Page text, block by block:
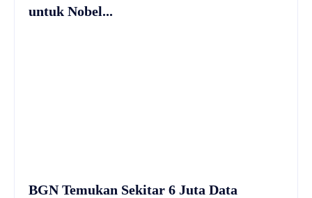
untuk Nobel...
BGN Temukan Sekitar 6 Juta Data